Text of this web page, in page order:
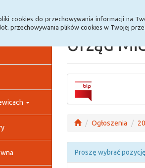
cookies do przechowywania informacji na
przechowywania plików cookies w Twojej
Urząd
Ogłoszenia
Proszę wybrać pozycję